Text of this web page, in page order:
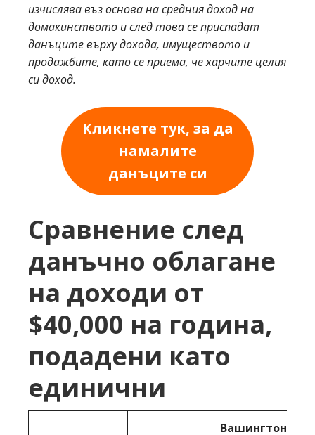
изчислява въз основа на средния доход на
домакинството и след това се приспадат
данъците върху дохода, имуществото и
продажбите, като се приема, че харчите целия
си доход.
Кликнете тук, за да
намалите
данъците си
Сравнение след
данъчно облагане
на доходи от
$40,000 на година,
подадени като
единични
Вашингтон,